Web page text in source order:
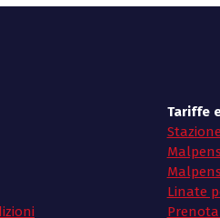
Tariffe
Linate